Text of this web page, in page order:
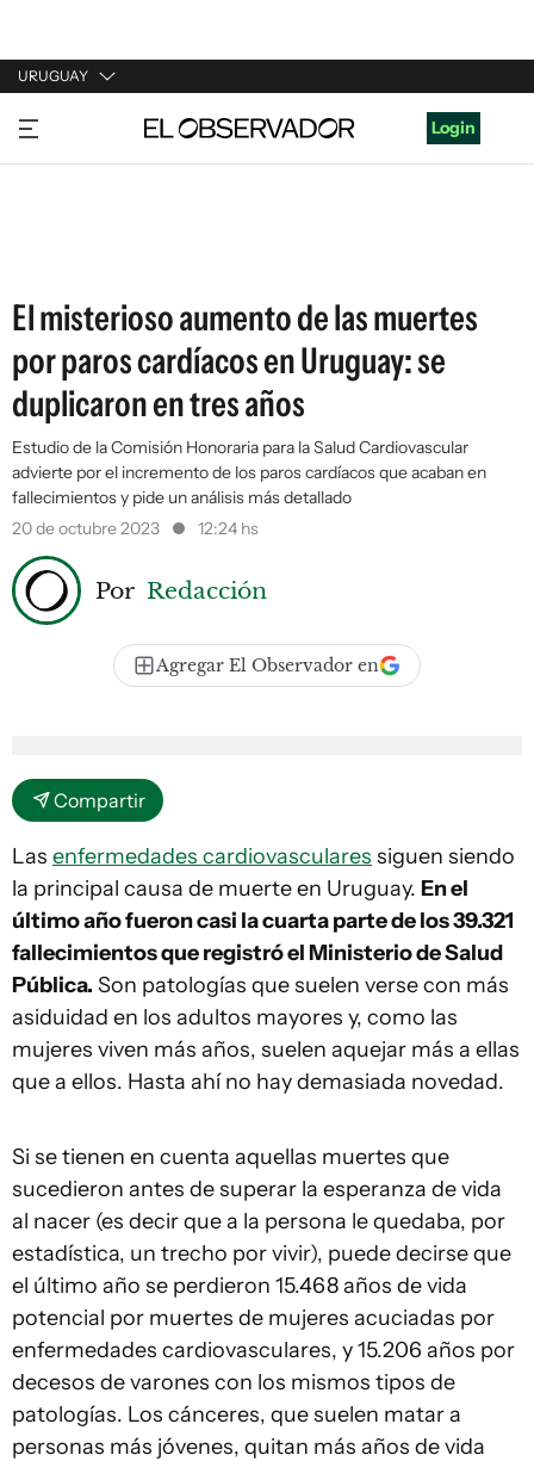
URUGUAY
URUGUAY
ARGENTINA
Login
El misterioso aumento de las muertes
por paros cardíacos en Uruguay: se
duplicaron en tres años
Estudio de la Comisión Honoraria para la Salud Cardiovascular
advierte por el incremento de los paros cardíacos que acaban en
fallecimientos y pide un análisis más detallado
20 de octubre 2023
12:24 hs
Por Redacción
Agregar El Observador en
Compartir
Las enfermedades cardiovasculares siguen siendo
la principal causa de muerte en Uruguay. En el
último año fueron casi la cuarta parte de los 39.321
fallecimientos que registró el Ministerio de Salud
Pública. Son patologías que suelen verse con más
asiduidad en los adultos mayores y, como las
mujeres viven más años, suelen aquejar más a ellas
que a ellos. Hasta ahí no hay demasiada novedad.
Si se tienen en cuenta aquellas muertes que
sucedieron antes de superar la esperanza de vida
al nacer (es decir que a la persona le quedaba, por
estadística, un trecho por vivir), puede decirse que
el último año se perdieron 15.468 años de vida
potencial por muertes de mujeres acuciadas por
enfermedades cardiovasculares, y 15.206 años por
decesos de varones con los mismos tipos de
patologías. Los cánceres, que suelen matar a
personas más jóvenes, quitan más años de vida